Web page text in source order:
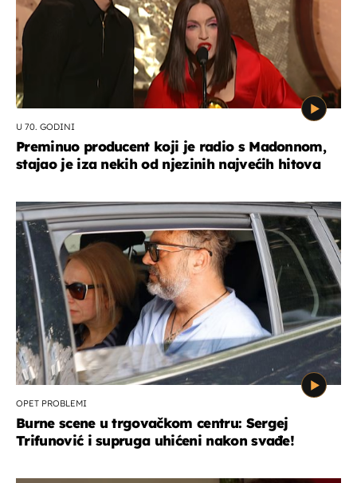
U 70. GODINI
Preminuo producent koji je radio s Madonnom,
stajao je iza nekih od njezinih najvećih hitova
OPET PROBLEMI
Burne scene u trgovačkom centru: Sergej
Trifunović i supruga uhićeni nakon svađe!